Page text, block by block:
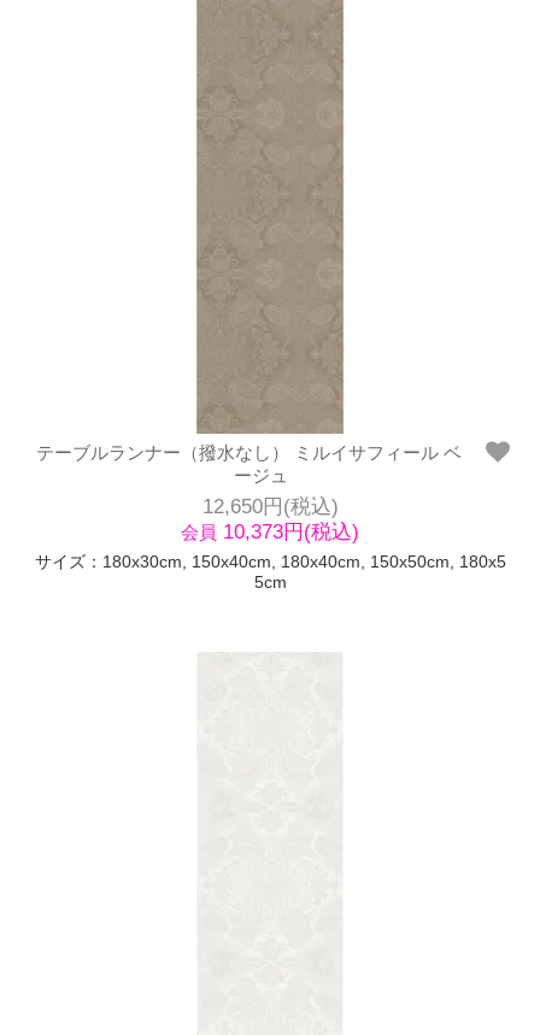
テーブルランナー（撥水なし） ミルイサフィール ベ
ージュ
12,650円(税込)
会員 10,373円(税込)
サイズ：180x30cm, 150x40cm, 180x40cm, 150x50cm, 180x5
5cm